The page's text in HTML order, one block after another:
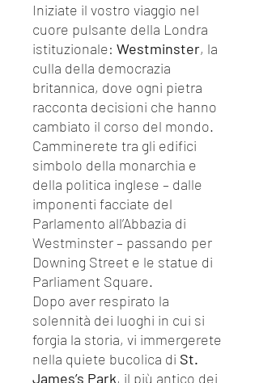
Iniziate il vostro viaggio nel
cuore pulsante della Londra
istituzionale: Westminster, la
culla della democrazia
britannica, dove ogni pietra
racconta decisioni che hanno
cambiato il corso del mondo.
Camminerete tra gli edifici
simbolo della monarchia e
della politica inglese – dalle
imponenti facciate del
Parlamento all’Abbazia di
Westminster – passando per
Downing Street e le statue di
Parliament Square.
Dopo aver respirato la
solennità dei luoghi in cui si
forgia la storia, vi immergerete
nella quiete bucolica di St.
James’s Park, il più antico dei